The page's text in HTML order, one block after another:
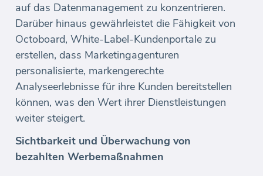
auf das Datenmanagement zu konzentrieren.
Darüber hinaus gewährleistet die Fähigkeit von
Octoboard, White-Label-Kundenportale zu
erstellen, dass Marketingagenturen
personalisierte, markengerechte
Analyseerlebnisse für ihre Kunden bereitstellen
können, was den Wert ihrer Dienstleistungen
weiter steigert.
Sichtbarkeit und Überwachung von
bezahlten Werbemaßnahmen